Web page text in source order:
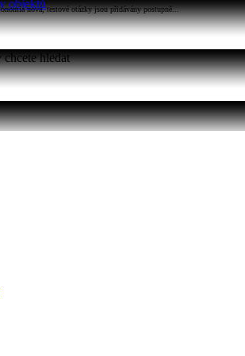
objektůnová, testové otázky jsou přidávány postupně...
hledat